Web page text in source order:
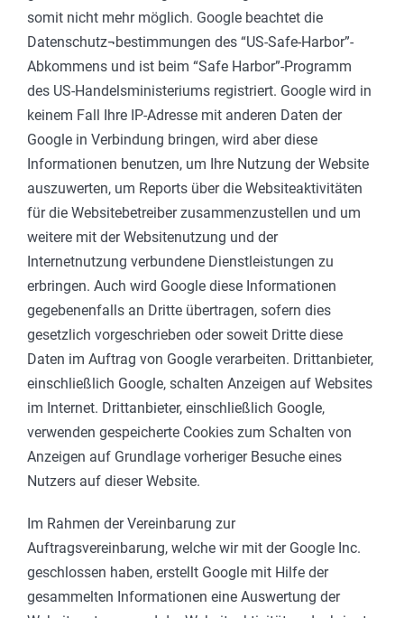
somit nicht mehr möglich. Google beachtet die
Datenschutz¬bestimmungen des “US-Safe-Harbor”-
Abkommens und ist beim “Safe Harbor”-Programm
des US-Handelsministeriums registriert. Google wird in
keinem Fall Ihre IP-Adresse mit anderen Daten der
Google in Verbindung bringen, wird aber diese
Informationen benutzen, um Ihre Nutzung der Website
auszuwerten, um Reports über die Websiteaktivitäten
für die Websitebetreiber zusammenzustellen und um
weitere mit der Websitenutzung und der
Internetnutzung verbundene Dienstleistungen zu
erbringen. Auch wird Google diese Informationen
gegebenenfalls an Dritte übertragen, sofern dies
gesetzlich vorgeschrieben oder soweit Dritte diese
Daten im Auftrag von Google verarbeiten. Drittanbieter,
einschließlich Google, schalten Anzeigen auf Websites
im Internet. Drittanbieter, einschließlich Google,
verwenden gespeicherte Cookies zum Schalten von
Anzeigen auf Grundlage vorheriger Besuche eines
Nutzers auf dieser Website.
Im Rahmen der Vereinbarung zur
Auftragsvereinbarung, welche wir mit der Google Inc.
geschlossen haben, erstellt Google mit Hilfe der
gesammelten Informationen eine Auswertung der